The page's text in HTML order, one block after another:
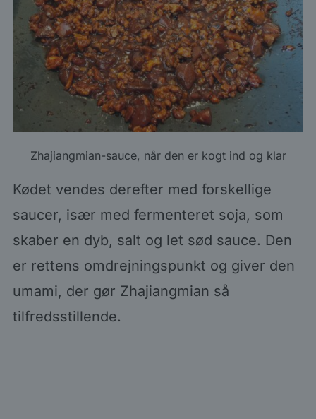
Zhajiangmian-sauce, når den er kogt ind og klar
Kødet vendes derefter med forskellige
saucer, især med fermenteret soja, som
skaber en dyb, salt og let sød sauce. Den
er rettens omdrejningspunkt og giver den
umami, der gør Zhajiangmian så
tilfredsstillende.